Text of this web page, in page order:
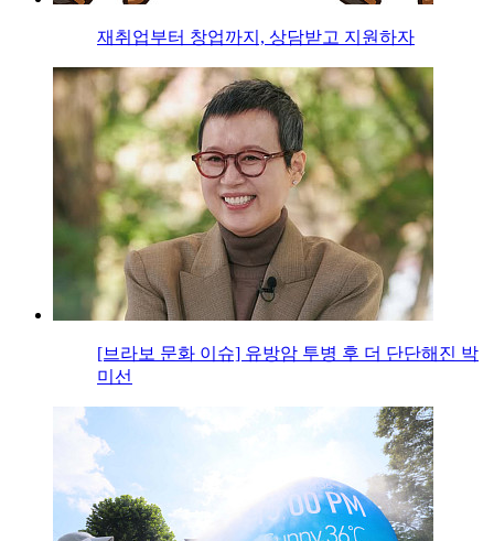
재취업부터 창업까지, 상담받고 지원하자
[브라보 문화 이슈] 유방암 투병 후 더 단단해진 박
미선